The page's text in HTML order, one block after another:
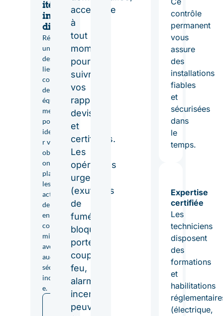
ité
incen
die
Réalisez
un état
des
lieux
complet
de vos
équipe
ments
pour
identifie
r vos
obligati
ons et
planifier
les
actions
de mise
en
confor
mité
avec un
audit de
sécurité
incendi
e.
accessible
à
tout
moment
pour
suivre
vos
rapports,
devis
et
certificats.
Les
opérations
urgentes
(exutoires
de
fumée
bloqués,
portes
coupe-
feu,
alarme
incendie)
peuvent
contrôle
permanent
vous
assure
des
installations
fiables
et
sécurisées
dans
le
temps.
Expertise
certifiée
Les
techniciens
disposent
des
formations
et
habilitations
(électrique,